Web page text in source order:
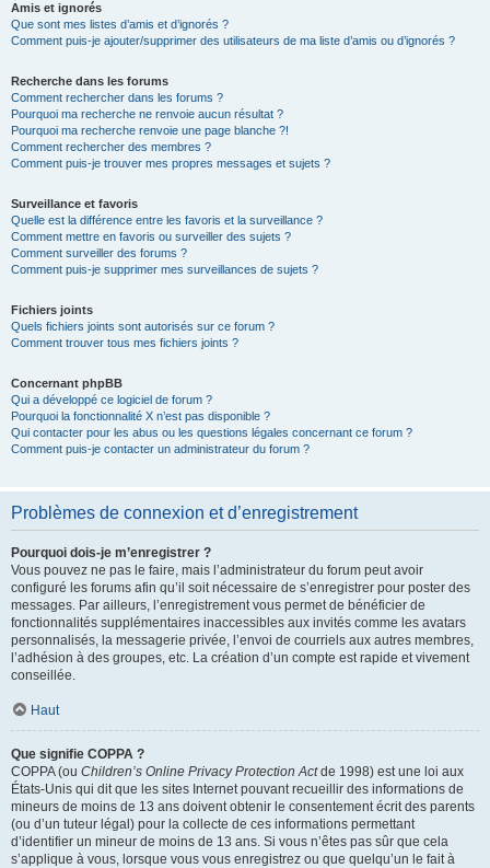
Amis et ignorés
Que sont mes listes d’amis et d’ignorés ?
Comment puis-je ajouter/supprimer des utilisateurs de ma liste d’amis ou d’ignorés ?
Recherche dans les forums
Comment rechercher dans les forums ?
Pourquoi ma recherche ne renvoie aucun résultat ?
Pourquoi ma recherche renvoie une page blanche ?!
Comment rechercher des membres ?
Comment puis-je trouver mes propres messages et sujets ?
Surveillance et favoris
Quelle est la différence entre les favoris et la surveillance ?
Comment mettre en favoris ou surveiller des sujets ?
Comment surveiller des forums ?
Comment puis-je supprimer mes surveillances de sujets ?
Fichiers joints
Quels fichiers joints sont autorisés sur ce forum ?
Comment trouver tous mes fichiers joints ?
Concernant phpBB
Qui a développé ce logiciel de forum ?
Pourquoi la fonctionnalité X n’est pas disponible ?
Qui contacter pour les abus ou les questions légales concernant ce forum ?
Comment puis-je contacter un administrateur du forum ?
Problèmes de connexion et d’enregistrement
Pourquoi dois-je m’enregistrer ?
Vous pouvez ne pas le faire, mais l’administrateur du forum peut avoir
configuré les forums afin qu’il soit nécessaire de s’enregistrer pour poster des
messages. Par ailleurs, l’enregistrement vous permet de bénéficier de
fonctionnalités supplémentaires inaccessibles aux invités comme les avatars
personnalisés, la messagerie privée, l’envoi de courriels aux autres membres,
l’adhésion à des groupes, etc. La création d’un compte est rapide et vivement
conseillée.
Haut
Que signifie COPPA ?
COPPA (ou Children’s Online Privacy Protection Actde 1998) est une loi aux
États-Unis qui dit que les sites Internet pouvant recueillir des informations de
mineurs de moins de 13 ans doivent obtenir le consentement écrit des parents
(ou d’un tuteur légal) pour la collecte de ces informations permettant
d’identifier un mineur de moins de 13 ans. Si vous n’êtes pas sûr que cela
s’applique à vous, lorsque vous vous enregistrez ou que quelqu’un le fait à